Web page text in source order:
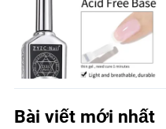
Bài viết mới nhất